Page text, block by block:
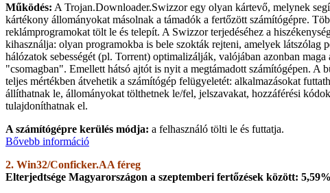
Működés: A Trojan.Downloader.Swizzor egy olyan kártevő, melynek
kártékony állományokat másolnak a támadók a fertőzött számítógépre.
reklámprogramokat tölt le és telepít. A Swizzor terjedéséhez a
kihasználja: olyan programokba is bele szokták rejteni, amelyek látszólag
hálózatok sebességét (pl. Torrent) optimalizálják, valójában azonban maga
"csomagban". Emellett hátsó ajtót is nyit a megtámadott számítógépen. A
teljes mértékben átvehetik a számítógép felügyeletét: alkalmazásokat
állíthatnak le, állományokat tölthetnek le/fel, jelszavakat, hozzáférési
tulajdoníthatnak el.
A számítógépre kerülés módja: a felhasználó tölti le és futtatja.
Bővebb információ
2. Win32/Conficker.AA féreg
Elterjedtsége Magyarországon a szeptemberi fertőzések között: 5,59%